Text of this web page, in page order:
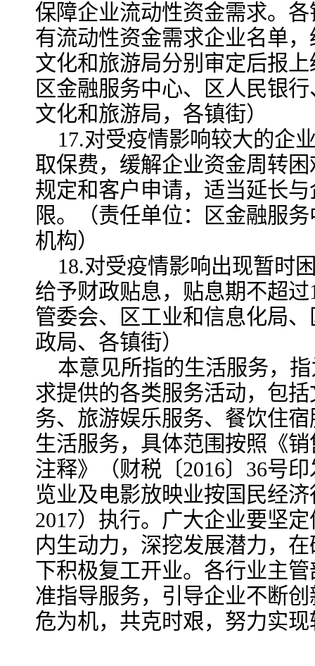
保障企业流动性资金需求。
有流动性资金需求企业名单
文化和旅游局分别审定后报
区金融服务中心、区人民银
文化和旅游局，各镇街）
17.对受疫情影响较大的企
取保费，缓解企业资金周转
规定和客户申请，适当延长
限。（责任单位：区金融服
机构）
18.对受疫情影响出现暂时
给予财政贴息，贴息期不超
管委会、区工业和信息化局
政局、各镇街）
本意见所指的生活服务，
求提供的各类服务活动，包
务、旅游娱乐服务、餐饮住
生活服务，具体范围按照《
注释》（财税〔2016〕36号
览业及电影放映业按国民经
2017）执行。广大企业要坚
内生动力，深挖发展潜力，
下积极复工开业。各行业主
准指导服务，引导企业不断
危为机，共克时艰，努力实